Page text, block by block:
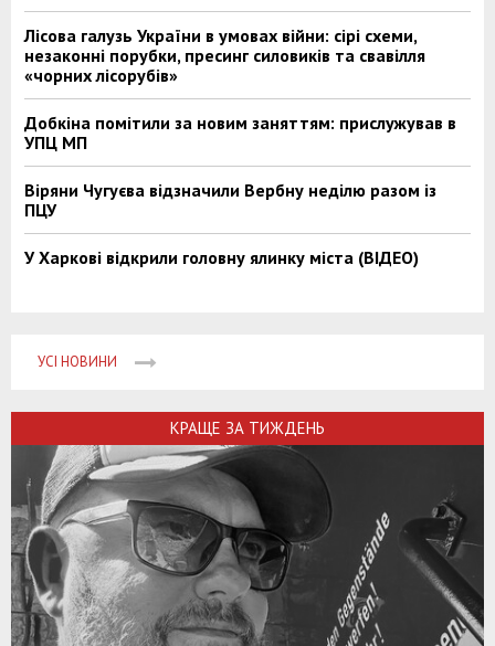
Лісова галузь України в умовах війни: сірі схеми,
незаконні порубки, пресинг силовиків та свавілля
«чорних лісорубів»
Добкіна помітили за новим заняттям: прислужував в
УПЦ МП
Віряни Чугуєва відзначили Вербну неділю разом із
ПЦУ
У Харкові відкрили головну ялинку міста (ВІДЕО)
УСІ НОВИНИ
КРАЩЕ ЗА ТИЖДЕНЬ